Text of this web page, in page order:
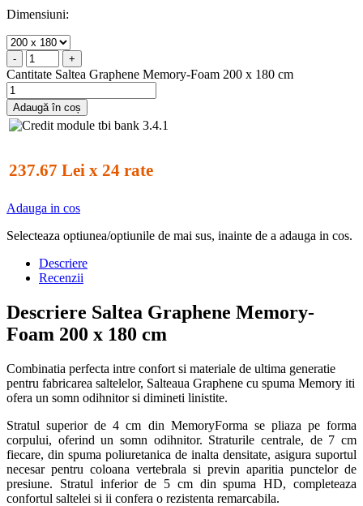
Dimensiuni:
- +
Cantitate Saltea Graphene Memory-Foam 200 x 180 cm
Adaugă în coș
237.67 Lei x 24 rate
Adauga in cos
Selecteaza optiunea/optiunile de mai sus, inainte de a adauga in cos.
Descriere
Recenzii
Descriere Saltea Graphene Memory-
Foam 200 x 180 cm
Combinatia perfecta intre confort si materiale de ultima generatie
pentru fabricarea saltelelor, Salteaua Graphene cu spuma Memory iti
ofera un somn odihnitor si dimineti linistite.
Stratul superior de 4 cm din MemoryForma se pliaza pe forma
corpului, oferind un somn odihnitor. Straturile centrale, de 7 cm
fiecare, din spuma poliuretanica de inalta densitate, asigura suportul
necesar pentru coloana vertebrala si previn aparitia punctelor de
presiune. Stratul inferior de 5 cm din spuma HD, completeaza
confortul saltelei si ii confera o rezistenta remarcabila.